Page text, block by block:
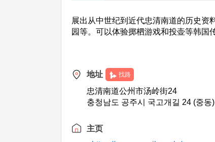
展出从中世纪到近代忠清南道的历史资
园等。可以体验掷柶游戏和投壶等韩国
地址 找路
忠清南道公州市汤岭街24
충청남도 공주시 국고개길 24 (중동)
主页